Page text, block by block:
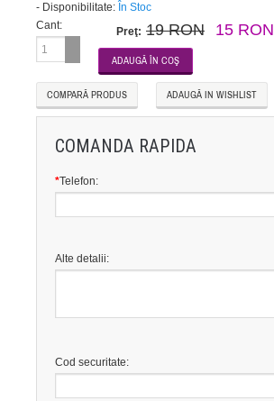
- Disponibilitate: În Stoc
Cant:
Preţ: 19 RON 15 RON
COMPARĂ PRODUS ADAUGĂ IN WISHLIST
COMANDA RAPIDA
*Telefon:
Alte detalii:
Cod securitate: